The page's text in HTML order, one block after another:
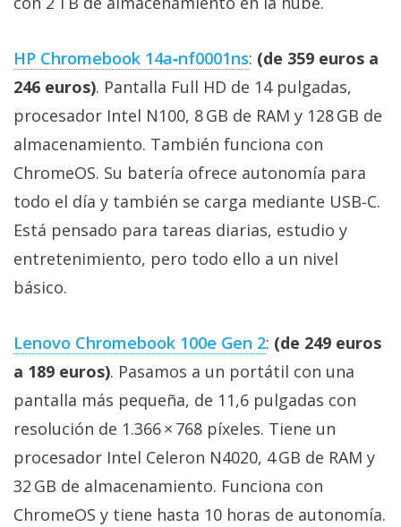
HP Chromebook 14a‑nf0001ns: (de 359 euros a
246 euros). Pantalla Full HD de 14 pulgadas,
procesador Intel N100, 8 GB de RAM y 128 GB de
almacenamiento. También funciona con
ChromeOS. Su batería ofrece autonomía para
todo el día y también se carga mediante USB‑C.
Está pensado para tareas diarias, estudio y
entretenimiento, pero todo ello a un nivel
básico.
Lenovo Chromebook 100e Gen 2: (de 249 euros
a 189 euros). Pasamos a un portátil con una
pantalla más pequeña, de 11,6 pulgadas con
resolución de 1.366 × 768 píxeles. Tiene un
procesador Intel Celeron N4020, 4 GB de RAM y
32 GB de almacenamiento. Funciona con
ChromeOS y tiene hasta 10 horas de autonomía.